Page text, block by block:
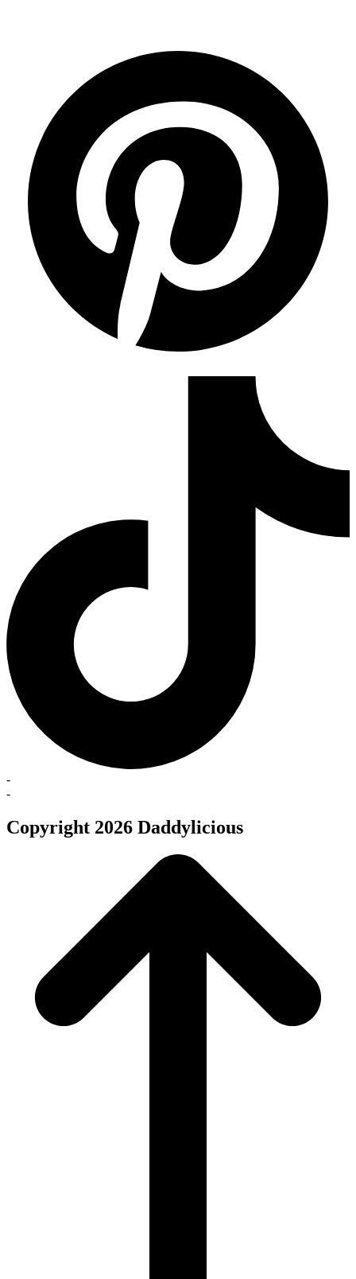
-
-
Copyright 2026 Daddylicious